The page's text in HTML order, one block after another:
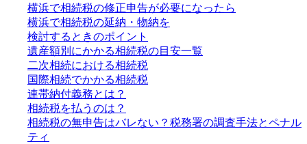
横浜で相続税の修正申告が必要になったら
横浜で相続税の延納・物納を
検討するときのポイント
遺産額別にかかる相続税の目安一覧
二次相続における相続税
国際相続でかかる相続税
連帯納付義務とは？
相続税を払うのは？
相続税の無申告はバレない？税務署の調査手法とペナル
ティ